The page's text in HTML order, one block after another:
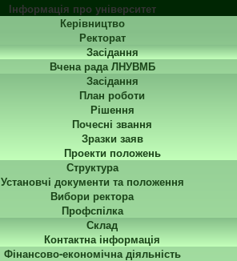
Інформація про університет
Керівництво
Ректорат
Засідання
Вчена рада ЛНУВМБ
Засідання
План роботи
Рішення
Почесні звання
Зразки заяв
Проекти положень
Структура
Установчі документи та положення
Вибори ректора
Профспілка
Склад
Контактна інформація
Фінансово-економічна діяльність